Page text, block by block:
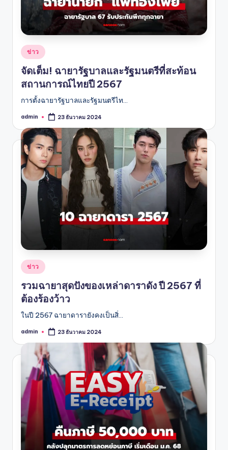
Posted
in
ข่าว
จัดเต็ม! ฉายารัฐบาลและรัฐมนตรีที่สะท้อน
สถานการณ์ไทยปี 2567
การตั้งฉายารัฐบาลและรัฐมนตรีไท…
Posted
admin 23 ธันวาคม 2024
Posted
in
ข่าว
รวมฉายาสุดปังของเหล่าดาราดัง ปี 2567 ที่
ต้องร้องว้าว
ในปี 2567 ฉายาดารายังคงเป็นสิ่…
Posted
admin 23 ธันวาคม 2024